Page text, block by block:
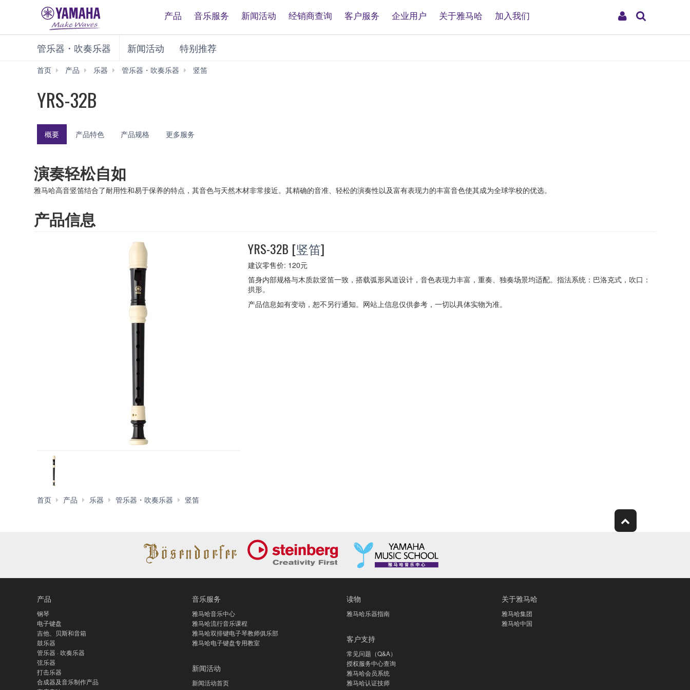
My
产品 音乐服务 新闻活动 经销商查询 客户服务 企业用户 关于雅马哈 加入我们
管乐器・吹奏乐器 新闻活动 特别推荐
首页 产品 乐器 管乐器・吹奏乐器
竖笛
YRS-32B
概要 产品特色 产品规格 更多服务
演奏轻松自如
雅马哈高音竖笛结合了耐用性和易于保养的特点，其音色与天然木材非常接近。其精确的音准、轻松的演奏性以及富有表现力的丰富音色使其成为全球学校的优选。
产品信息
YRS-32B [竖笛]
建议零售价: 120元
笛身内部规格与木质款竖笛一致，搭载弧形风道设计，音色表现力丰富，重奏、独奏场景均适配。指法系统：巴洛克式，吹口：
拱形。
产品信息如有变动，恕不另行通知。网站上信息仅供参考，一切以具体实物为准。
首页 产品 乐器 管乐器・吹奏乐器 竖笛
产品
钢琴
电子键盘
吉他、贝斯和音箱
鼓乐器
管乐器 · 吹奏乐器
弦乐器
打击乐器
合成器及音乐制作产品
音乐服务
雅马哈音乐中心
雅马哈流行音乐课程
雅马哈双排键电子琴教师俱乐部
雅马哈电子键盘专用教室
新闻活动
新闻活动首页
读物
雅马哈乐器指南
客户支持
常见问题（Q&A）
授权服务中心查询
雅马哈会员系统
雅马哈认证技师
关于雅马哈
雅马哈集团
雅马哈中国